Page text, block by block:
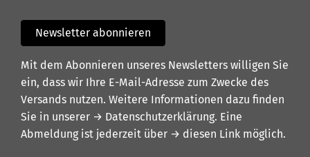
Newsletter abonnieren
Mit dem Abonnieren unseres Newsletters willigen Sie
ein, dass wir Ihre E-Mail-Adresse zum Zwecke des
Versands nutzen. Weitere Informationen dazu finden
Sie in unserer → Datenschutzerklärung. Eine
Abmeldung ist jederzeit über → diesen Link möglich.